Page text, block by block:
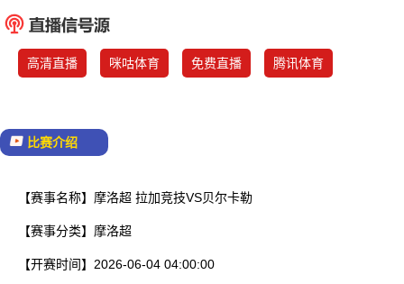
高清直播 咪咕体育 免费直播 腾讯体育
比赛介绍
【赛事名称】 摩洛超 拉加竞技VS贝尔卡勒
【赛事分类】 摩洛超
【开赛时间】 2026-06-04 04:00:00